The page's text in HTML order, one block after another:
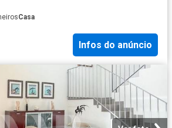
Casa
Infos do anúncio